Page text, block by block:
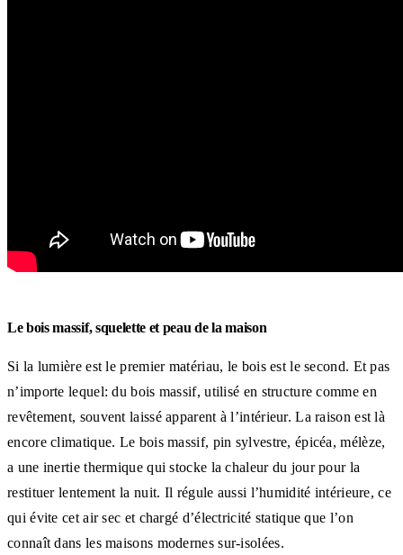
Le bois massif, squelette et peau de la maison
Si la lumière est le premier matériau, le bois est le second. Et pas
n’importe lequel: du bois massif, utilisé en structure comme en
revêtement, souvent laissé apparent à l’intérieur. La raison est là
encore climatique. Le bois massif, pin sylvestre, épicéa, mélèze,
a une inertie thermique qui stocke la chaleur du jour pour la
restituer lentement la nuit. Il régule aussi l’humidité intérieure, ce
qui évite cet air sec et chargé d’électricité statique que l’on
connaît dans les maisons modernes sur-isolées.